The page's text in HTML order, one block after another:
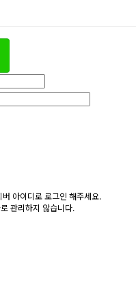
아이디로 로그인 해주세요.
관리하지 않습니다.